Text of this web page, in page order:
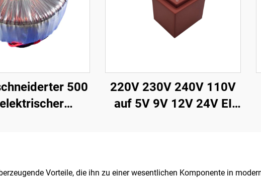
500
220V 230V 240V 110V
auf 5V 9V 12V 24V EI
Leiterplatten-
Vorteile, die ihn zu einer wesentlichen Komponente in